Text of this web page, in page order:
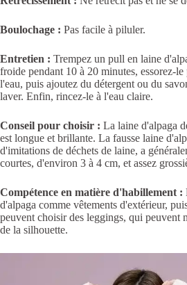
Boulochage : Pas facile à piluler.
Entretien : Trempez un pull en laine
froide pendant 10 à 20 minutes, essorez-
l'eau, puis ajoutez du détergent ou du
laver. Enfin, rincez-le à l'eau claire.
Conseil pour choisir : La laine d'alpaga
est longue et brillante. La fausse laine
d'imitations de déchets de laine, a
courtes, d'environ 3 à 4 cm, et assez
Compétence en matière d'habillement :
d'alpaga comme vêtements d'extérieur,
peuvent choisir des leggings, qui peuvent
de la silhouette.